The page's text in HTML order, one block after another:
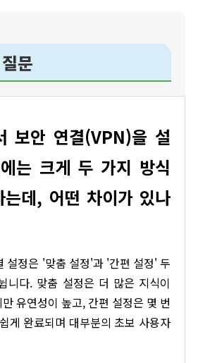
문
보안 연결(VPN)을 설
는 크게 두 가지 방식
는데, 어떤 차이가 있나
설정은 '맞춤 설정'과 '간편 설정' 두
니다. 맞춤 설정은 더 많은 지식이
유연성이 높고, 간편 설정은 몇 번
게 완료되며 대부분의 초보 사용자